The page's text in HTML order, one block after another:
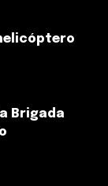
Brigada